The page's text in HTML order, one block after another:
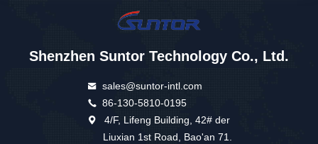
Shenzhen Suntor Technology Co., Ltd.
sales@suntor-intl.com
86-130-5810-0195
4/F, Lifeng Building, 42# der
Liuxian 1st Road, Bao'an 71.